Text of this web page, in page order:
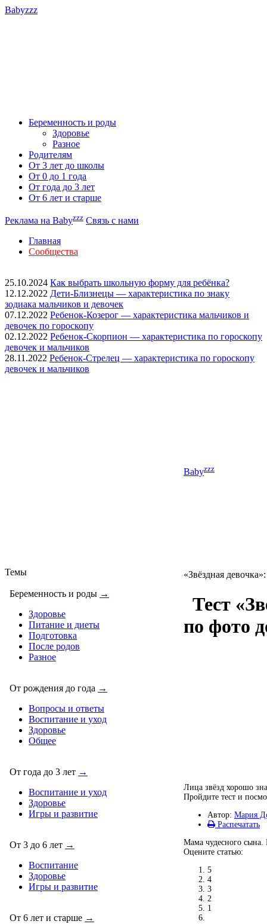
Babyzzz
Беременность и роды
Здоровье
Разное
Родителям
От 3 лет до школы
От 0 до 1 года
От года до 3 лет
От 6 лет и старше
Реклама на Babyzzz Связь с нами
Главная
Сообщества
25.10.2024 Как выбрать школьную форму для ребёнка?
12.12.2022 Дети-Близнецы — характеристика по знаку
зодиака мальчиков и девочек
07.12.2022 Ребенок-Козерог — характеристика мальчиков и
девочек по гороскопу
02.12.2022 Ребенок-Скорпион — характеристика по гороскопу
девочек и мальчиков
28.11.2022 Ребенок-Стрелец — характеристика по гороскопу
девочек и мальчиков
Темы
Беременность и роды →
Здоровье
Питание и диеты
Подготовка
После родов
Разное
От рождения до года →
Вопросы и ответы
Воспитание и уход
Здоровье
Общее
От года до 3 лет →
Воспитание и уход
Здоровье
Игры и развитие
От 3 до 6 лет →
Воспитание
Здоровье
Игры и развитие
От 6 лет и старше →
Babyzzz
«Звёздная
Тест
по фото
Лица звёзд хорошо
Пройдите тест и
Автор: Мария
Распечатать
Мама чудесного сына.
Оцените статью:
5
4
3
2
1